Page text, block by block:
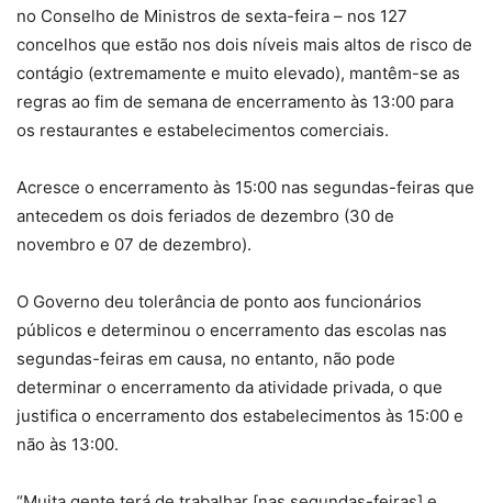
no Conselho de Ministros de sexta-feira – nos 127
concelhos que estão nos dois níveis mais altos de risco de
contágio (extremamente e muito elevado), mantêm-se as
regras ao fim de semana de encerramento às 13:00 para
os restaurantes e estabelecimentos comerciais.
Acresce o encerramento às 15:00 nas segundas-feiras que
antecedem os dois feriados de dezembro (30 de
novembro e 07 de dezembro).
O Governo deu tolerância de ponto aos funcionários
públicos e determinou o encerramento das escolas nas
segundas-feiras em causa, no entanto, não pode
determinar o encerramento da atividade privada, o que
justifica o encerramento dos estabelecimentos às 15:00 e
não às 13:00.